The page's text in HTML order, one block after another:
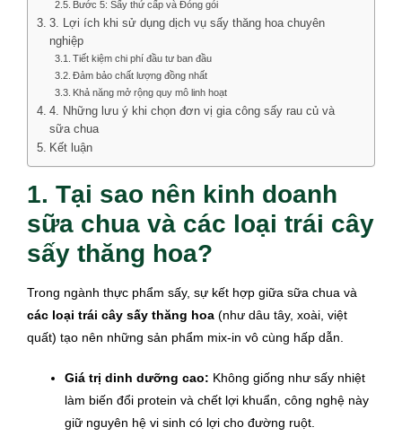
Bước 5: Sấy thứ cấp và Đóng gói
3. Lợi ích khi sử dụng dịch vụ sấy thăng hoa chuyên
nghiệp
Tiết kiệm chi phí đầu tư ban đầu
Đảm bảo chất lượng đồng nhất
Khả năng mở rộng quy mô linh hoạt
4. Những lưu ý khi chọn đơn vị gia công sấy rau củ và
sữa chua
Kết luận
1. Tại sao nên kinh doanh
sữa chua và các loại trái cây
sấy thăng hoa?
Trong ngành thực phẩm sấy, sự kết hợp giữa sữa chua và
các loại trái cây sấy thăng hoa (như dâu tây, xoài, việt
quất) tạo nên những sản phẩm mix-in vô cùng hấp dẫn.
Giá trị dinh dưỡng cao: Không giống như sấy nhiệt
làm biến đổi protein và chết lợi khuẩn, công nghệ này
giữ nguyên hệ vi sinh có lợi cho đường ruột.